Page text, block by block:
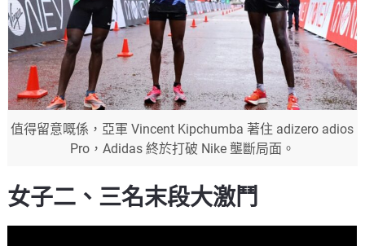
值得留意嘅係，亞軍 Vincent Kipchumba 著住 adizero adios
Pro，Adidas 終於打破 Nike 壟斷局面。
女子二、三名末段大激鬥